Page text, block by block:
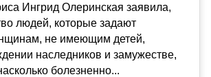
Ингрид Олеринская заявила,
людей, которые задают
не имеющим детей,
наследников и замужестве,
болезненно...